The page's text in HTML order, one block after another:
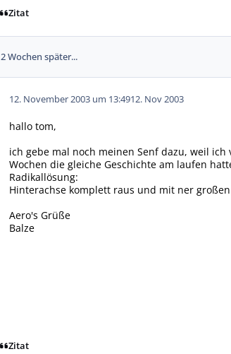
Zitat
2 Wochen später...
12. November 2003 um 13:4912. Nov 2003
hallo tom,
ich gebe mal noch meinen Senf dazu, weil ich
Wochen die gleiche Geschichte am laufen
Radikallösung:
Hinterachse komplett raus und mit ner
Aero's Grüße
Balze
Zitat